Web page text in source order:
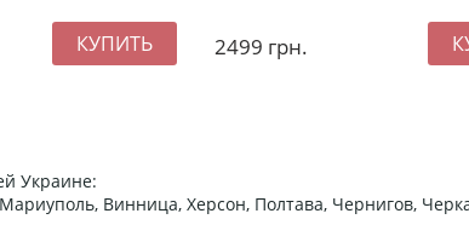
2499 грн.
Украине:
Винница, Херсон, Полтава, Чернигов,